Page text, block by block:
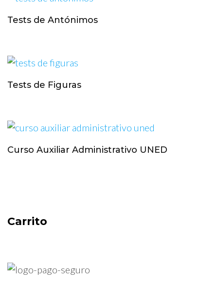
Tests de Antónimos
Tests de Figuras
Curso Auxiliar Administrativo UNED
Carrito